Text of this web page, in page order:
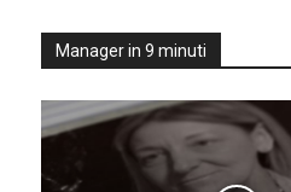
Manager in 9 minuti